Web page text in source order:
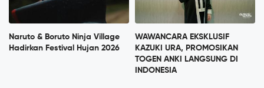
Naruto & Boruto Ninja Village
Hadirkan Festival Hujan 2026
WAWANCARA EKSKLUSIF
KAZUKI URA, PROMOSIKAN
TOGEN ANKI LANGSUNG DI
INDONESIA